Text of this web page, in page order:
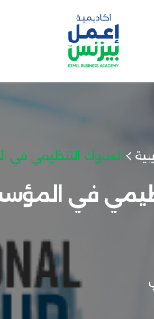
السلوك التنظيمي في
في